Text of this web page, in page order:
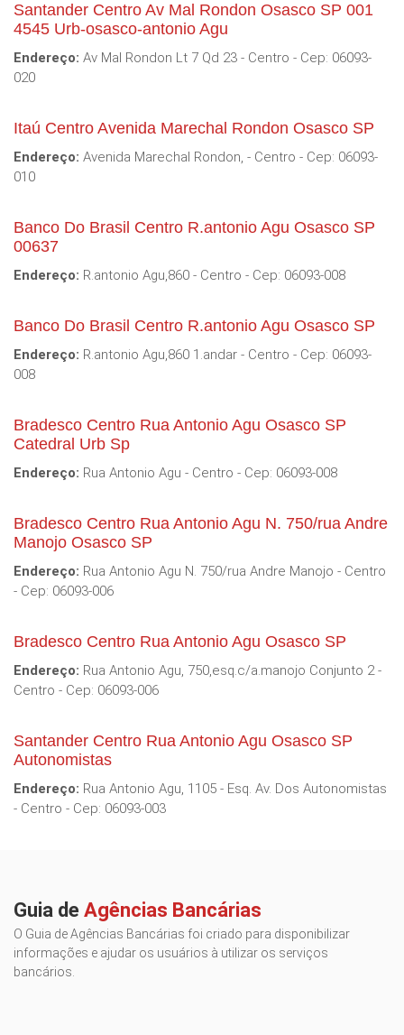
Santander Centro Av Mal Rondon Osasco SP 001
4545 Urb-osasco-antonio Agu
Endereço: Av Mal Rondon Lt 7 Qd 23 - Centro - Cep: 06093-
020
Itaú Centro Avenida Marechal Rondon Osasco SP
Endereço: Avenida Marechal Rondon, - Centro - Cep: 06093-
010
Banco Do Brasil Centro R.antonio Agu Osasco SP
00637
Endereço: R.antonio Agu,860 - Centro - Cep: 06093-008
Banco Do Brasil Centro R.antonio Agu Osasco SP
Endereço: R.antonio Agu,860 1.andar - Centro - Cep: 06093-
008
Bradesco Centro Rua Antonio Agu Osasco SP
Catedral Urb Sp
Endereço: Rua Antonio Agu - Centro - Cep: 06093-008
Bradesco Centro Rua Antonio Agu N. 750/rua Andre
Manojo Osasco SP
Endereço: Rua Antonio Agu N. 750/rua Andre Manojo - Centro
- Cep: 06093-006
Bradesco Centro Rua Antonio Agu Osasco SP
Endereço: Rua Antonio Agu, 750,esq.c/a.manojo Conjunto 2 -
Centro - Cep: 06093-006
Santander Centro Rua Antonio Agu Osasco SP
Autonomistas
Endereço: Rua Antonio Agu, 1105 - Esq. Av. Dos Autonomistas
- Centro - Cep: 06093-003
Guia de Agências Bancárias
O Guia de Agências Bancárias foi criado para disponibilizar
informações e ajudar os usuários à utilizar os serviços
bancários.